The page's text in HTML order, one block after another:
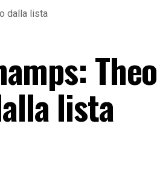
dalla lista
Theo
lista